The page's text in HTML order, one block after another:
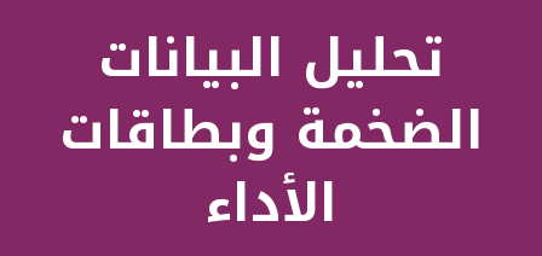
تحليل البيانات
الضخمة وبطاقات
الأداء